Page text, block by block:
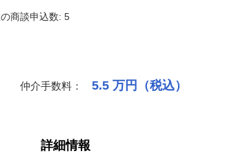
商談申込数: 5
仲介手数料： 5.5 万円（税込）
詳細情報